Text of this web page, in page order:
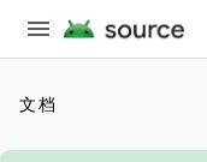
文档